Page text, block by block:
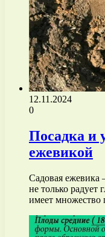
12.11.2024
0
Посадка и
ежевикой
Садовая ежевика
не только радует
имеет множество